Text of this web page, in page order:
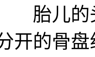
儿的头
开的骨